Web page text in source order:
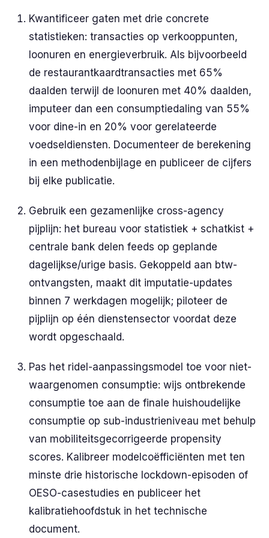
Kwantificeer gaten met drie concrete
statistieken: transacties op verkooppunten,
loonuren en energieverbruik. Als bijvoorbeeld
de restaurantkaardtransacties met 65%
daalden terwijl de loonuren met 40% daalden,
imputeer dan een consumptiedaling van 55%
voor dine-in en 20% voor gerelateerde
voedseldiensten. Documenteer de berekening
in een methodenbijlage en publiceer de cijfers
bij elke publicatie.
Gebruik een gezamenlijke cross-agency
pijplijn: het bureau voor statistiek + schatkist +
centrale bank delen feeds op geplande
dagelijkse/urige basis. Gekoppeld aan btw-
ontvangsten, maakt dit imputatie-updates
binnen 7 werkdagen mogelijk; piloteer de
pijplijn op één dienstensector voordat deze
wordt opgeschaald.
Pas het ridel-aanpassingsmodel toe voor niet-
waargenomen consumptie: wijs ontbrekende
consumptie toe aan de finale huishoudelijke
consumptie op sub-industrieniveau met behulp
van mobiliteitsgecorrigeerde propensity
scores. Kalibreer modelcoëfficiënten met ten
minste drie historische lockdown-episoden of
OESO-casestudies en publiceer het
kalibratiehoofdstuk in het technische
document.